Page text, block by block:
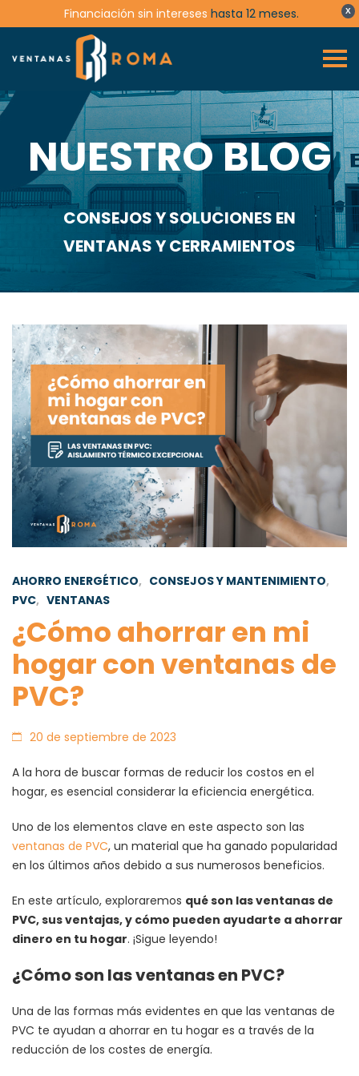
X
Financiación sin intereses hasta 12 meses.
NUESTRO BLOG
CONSEJOS Y SOLUCIONES EN
VENTANAS Y CERRAMIENTOS
AHORRO ENERGÉTICO, CONSEJOS Y MANTENIMIENTO,
PVC, VENTANAS
¿Cómo ahorrar en mi
hogar con ventanas de
PVC?
20 de septiembre de 2023
A la hora de buscar formas de reducir los costos en el
hogar, es esencial considerar la eficiencia energética.
Uno de los elementos clave en este aspecto son las
ventanas de PVC, un material que ha ganado popularidad
en los últimos años debido a sus numerosos beneficios.
En este artículo, exploraremos qué son las ventanas de
PVC, sus ventajas, y cómo pueden ayudarte a ahorrar
dinero en tu hogar. ¡Sigue leyendo!
¿Cómo son las ventanas en PVC?
Una de las formas más evidentes en que las ventanas de
PVC te ayudan a ahorrar en tu hogar es a través de la
reducción de los costes de energía.